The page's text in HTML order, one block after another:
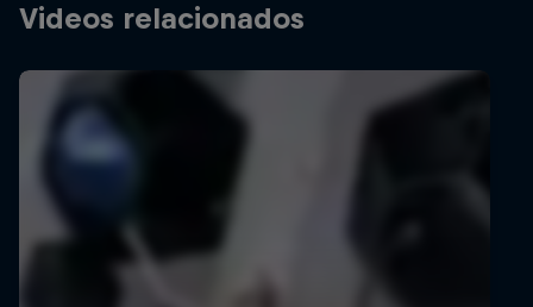
Videos relacionados